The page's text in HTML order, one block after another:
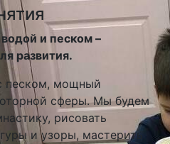
и песком –
развития.
песком, мощный
сферы. Мы будем
рисовать
и узоры, мастерить